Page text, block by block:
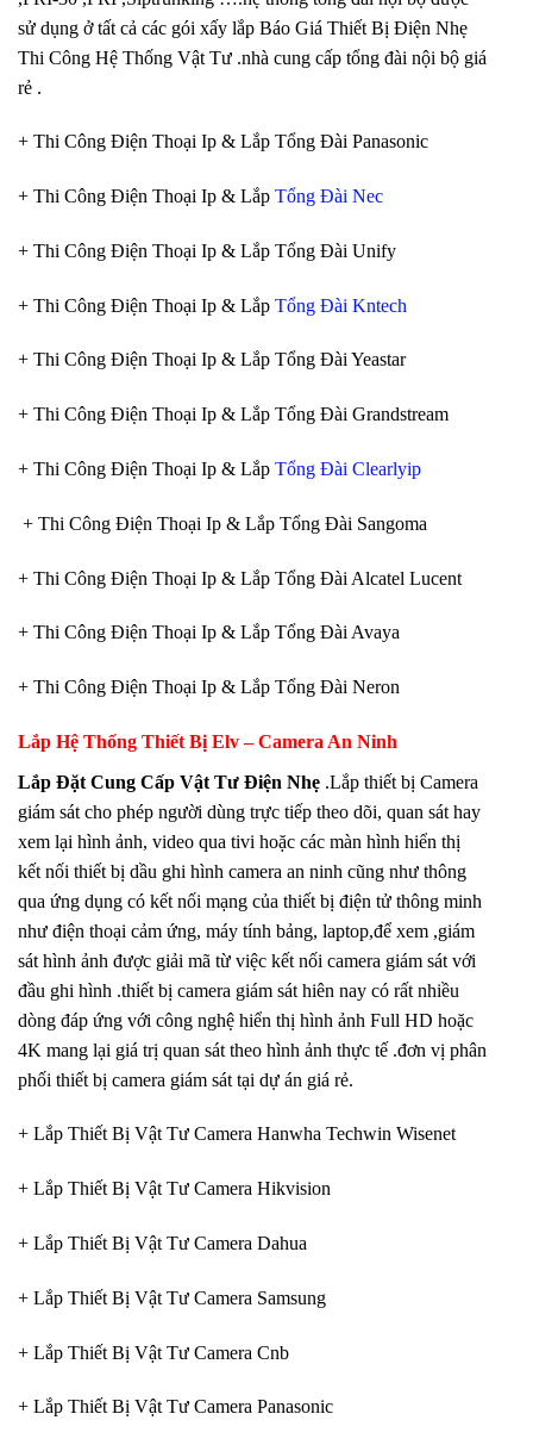
sử dụng ở tất cả các gói xấy lắp Báo Giá Thiết Bị Điện Nhẹ
Thi Công Hệ Thống Vật Tư .nhà cung cấp tổng đài nội bộ giá
rẻ .
+ Thi Công Điện Thoại Ip & Lắp Tổng Đài Panasonic
+ Thi Công Điện Thoại Ip & Lắp Tổng Đài Nec
+ Thi Công Điện Thoại Ip & Lắp Tổng Đài Unify
+ Thi Công Điện Thoại Ip & Lắp Tổng Đài Kntech
+ Thi Công Điện Thoại Ip & Lắp Tổng Đài Yeastar
+ Thi Công Điện Thoại Ip & Lắp Tổng Đài Grandstream
+ Thi Công Điện Thoại Ip & Lắp Tổng Đài Clearlyip
+ Thi Công Điện Thoại Ip & Lắp Tổng Đài Sangoma
+ Thi Công Điện Thoại Ip & Lắp Tổng Đài Alcatel Lucent
+ Thi Công Điện Thoại Ip & Lắp Tổng Đài Avaya
+ Thi Công Điện Thoại Ip & Lắp Tổng Đài Neron
Lắp Hệ Thống Thiết Bị Elv – Camera An Ninh
Lắp Đặt Cung Cấp Vật Tư Điện Nhẹ .Lắp thiết bị Camera
giám sát cho phép người dùng trực tiếp theo dõi, quan sát hay
xem lại hình ảnh, video qua tivi hoặc các màn hình hiển thị
kết nối thiết bị dầu ghi hình camera an ninh cũng như thông
qua ứng dụng có kết nối mạng của thiết bị điện tử thông minh
như điện thoại cảm ứng, máy tính bảng, laptop,để xem ,giám
sát hình ảnh được giải mã từ việc kết nối camera giám sát với
đầu ghi hình .thiết bị camera giám sát hiên nay có rất nhiều
dòng đáp ứng với công nghệ hiển thị hình ảnh Full HD hoặc
4K mang lại giá trị quan sát theo hình ảnh thực tế .đơn vị phân
phối thiết bị camera giám sát tại dự án giá rẻ.
+ Lắp Thiết Bị Vật Tư Camera Hanwha Techwin Wisenet
+ Lắp Thiết Bị Vật Tư Camera Hikvision
+ Lắp Thiết Bị Vật Tư Camera Dahua
+ Lắp Thiết Bị Vật Tư Camera Samsung
+ Lắp Thiết Bị Vật Tư Camera Cnb
+ Lắp Thiết Bị Vật Tư Camera Panasonic